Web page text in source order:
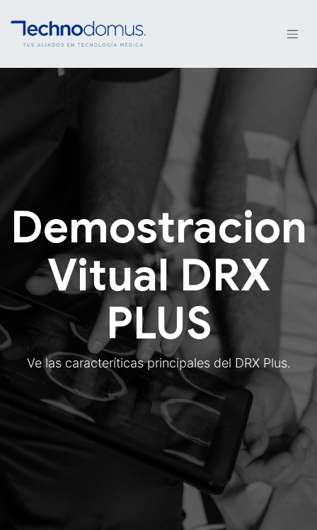
Demostracion
Vitual DRX
PLUS
Ve las caracteríticas principales del DRX Plus.